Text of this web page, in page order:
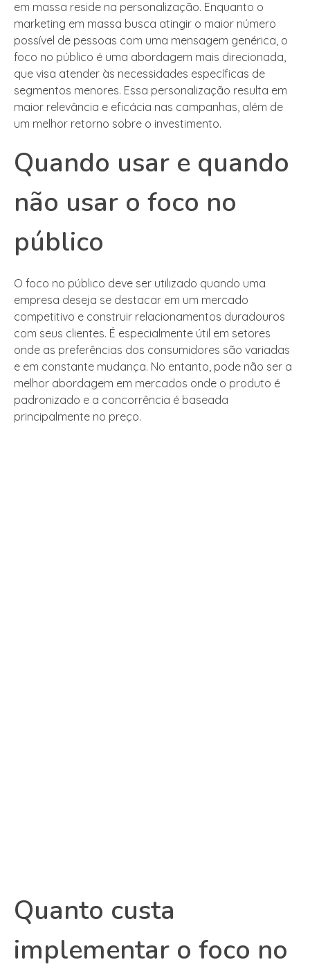
em massa reside na personalização. Enquanto o
marketing em massa busca atingir o maior número
possível de pessoas com uma mensagem genérica, o
foco no público é uma abordagem mais direcionada,
que visa atender às necessidades específicas de
segmentos menores. Essa personalização resulta em
maior relevância e eficácia nas campanhas, além de
um melhor retorno sobre o investimento.
Quando usar e quando
não usar o foco no
público
O foco no público deve ser utilizado quando uma
empresa deseja se destacar em um mercado
competitivo e construir relacionamentos duradouros
com seus clientes. É especialmente útil em setores
onde as preferências dos consumidores são variadas
e em constante mudança. No entanto, pode não ser a
melhor abordagem em mercados onde o produto é
padronizado e a concorrência é baseada
principalmente no preço.
Quanto custa
implementar o foco no